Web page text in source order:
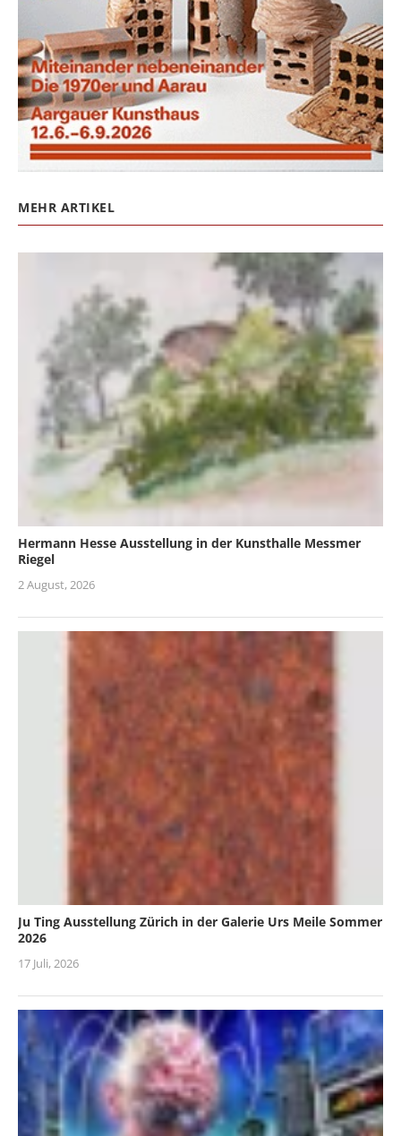
MEHR ARTIKEL
Hermann Hesse Ausstellung in der Kunsthalle Messmer
Riegel
2 August, 2026
Ju Ting Ausstellung Zürich in der Galerie Urs Meile Sommer
2026
17 Juli, 2026